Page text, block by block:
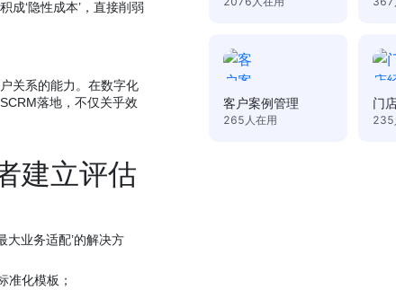
成‘隐性成本’，直接削弱
关系的能力。在数字化
落地，不仅关乎效
建立评估
大业务适配’的解决方
准化模板；
客户案例管理
265 人在用
门
235